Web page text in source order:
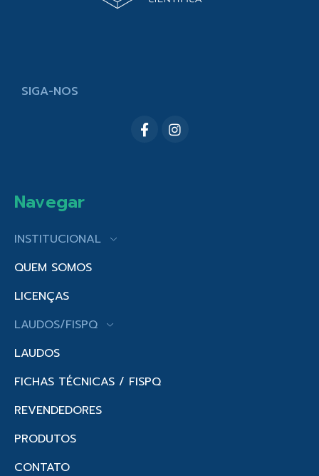
SIGA-NOS
Navegar
INSTITUCIONAL
QUEM SOMOS
LICENÇAS
LAUDOS/FISPQ
LAUDOS
FICHAS TÉCNICAS / FISPQ
REVENDEDORES
PRODUTOS
CONTATO